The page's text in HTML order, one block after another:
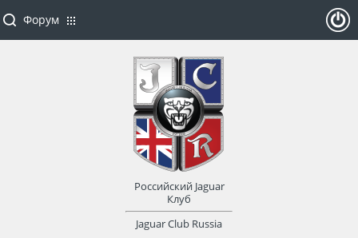
Форум
Российский Jaguar
Клуб
Jaguar Club Russia